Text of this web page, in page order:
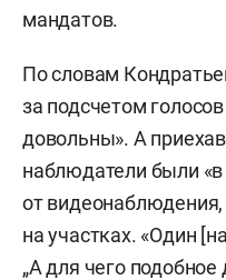
мандатов.
По словам
за подсчетом
довольны». А
наблюдатели были
от видеонаблюдения,
на участках. «Один
„А для чего